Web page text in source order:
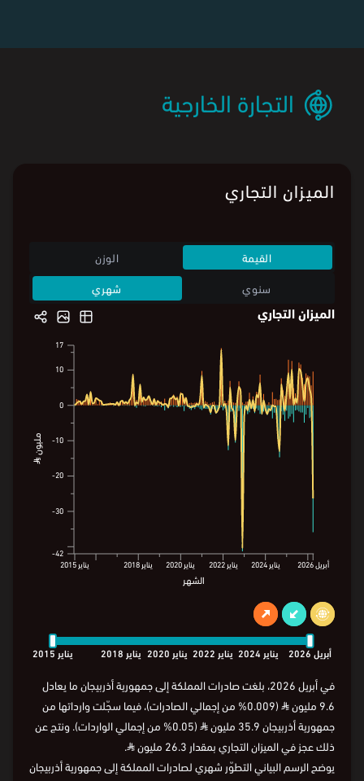
التجارة الخارجية
الميزان التجاري
القيمة
الوزن
سنوي
شهري
الميزان التجاري
17
10
0
10-
20-
30-
42-
مليون ⃁
يناير2015 يناير2018 يناير2020 يناير2022 يناير2024 أبريل2026
الشهر يناير2015 يناير 2018 يناير 2020 يناير 2022 يناير 2024 أبريل2026
يناير2015 يناير 2018 يناير 2020 يناير2022 يناير2024 أبريل2026
الشهر
17
10
0
10-
20-
30-
42-
مليون ⃁
في أبريل 2026، بلغت صادرات المملكة إلى جمهورية أذربيجان ما يعادل
9.6 مليون
⃁
(0.009% من إجمالي الصادرات)، فيما سجّلت وارداتها من
جمهورية أذربيجان 35.9 مليون
⃁
(0.05% من إجمالي الواردات). ونتج عن
ذلك عجز في الميزان التجاري بمقدار 26.3 مليون
⃁
.
يوضح الرسم البياني التطوّر شهري لصادرات المملكة إلى جمهورية أذربيجان